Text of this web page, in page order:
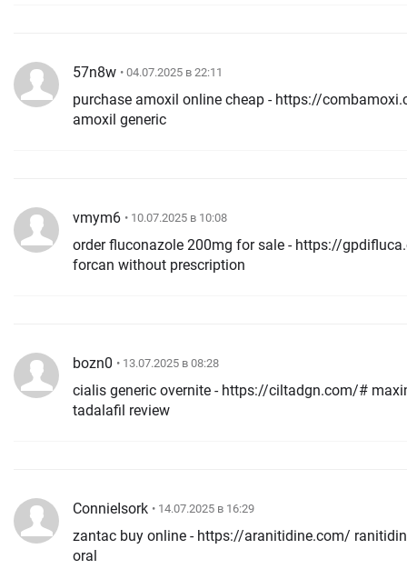
57n8w • 04.07.2025 в 22:11
purchase amoxil online cheap - https://
amoxil generic
vmym6 • 10.07.2025 в 10:08
order fluconazole 200mg for sale - https://
forcan without prescription
bozn0 • 13.07.2025 в 08:28
cialis generic overnite - https://ciltadgn.com/# maximpeptide
tadalafil review
ConnieIsork • 14.07.2025 в 16:29
zantac buy online - https://aranitidine.com/ ranitidine 150mg
oral